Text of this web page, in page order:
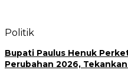
Politik
Bupati Paulus Henuk
Perubahan 2026,